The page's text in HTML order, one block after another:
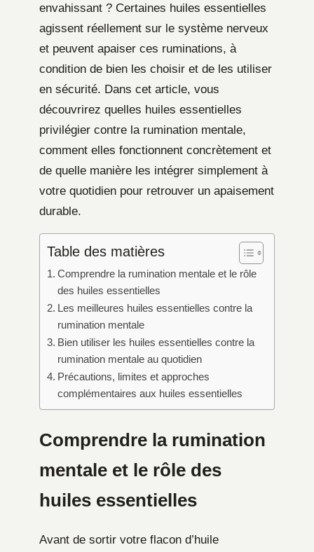
envahissant ? Certaines huiles essentielles
agissent réellement sur le système nerveux
et peuvent apaiser ces ruminations, à
condition de bien les choisir et de les utiliser
en sécurité. Dans cet article, vous
découvrirez quelles huiles essentielles
privilégier contre la rumination mentale,
comment elles fonctionnent concrètement et
de quelle manière les intégrer simplement à
votre quotidien pour retrouver un apaisement
durable.
Table des matières
Comprendre la rumination mentale et le rôle
des huiles essentielles
Les meilleures huiles essentielles contre la
rumination mentale
Bien utiliser les huiles essentielles contre la
rumination mentale au quotidien
Précautions, limites et approches
complémentaires aux huiles essentielles
Comprendre la rumination
mentale et le rôle des
huiles essentielles
Avant de sortir votre flacon d’huile